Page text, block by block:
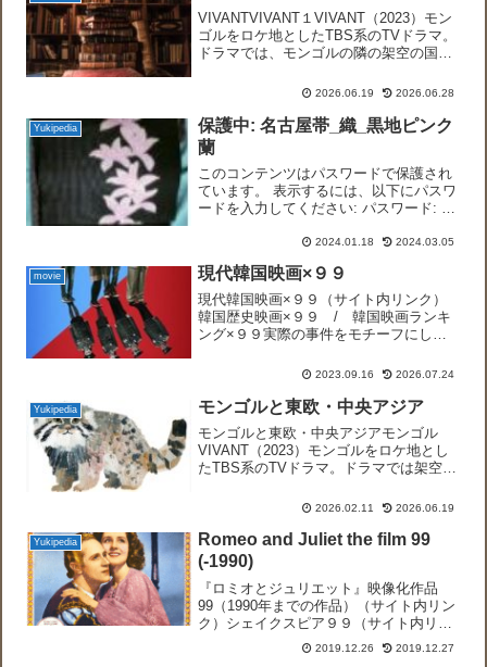
VIVANTVIVANT１VIVANT（2023）モン
ゴルをロケ地としたTBS系のTVドラマ。
ドラマでは、モンゴルの隣の架空の国で
います。➤スポンサーだと思われる様々
す...
2026.06.19 2026.06.28
Yukipedia
保護中: 名古屋帯_織_黒地ピンク
蘭
このコンテンツはパスワードで保護され
ています。 表示するには、以下にパスワ
ードを入力してください: パスワード: 数
2024.01.18 2024.03.05
movie 現代韓国映画×９９
現代韓国映画×９９（サイト内リンク）
韓国歴史映画×９９ / 韓国映画ランキ
ング×９９実際の事件をモチーフにした
に、ローンスターというアメリカの投資
銀行（KE...
2023.09.16 2026.07.24
Yukipedia モンゴルと東欧・中央アジア
モンゴルと東欧・中央アジアモンゴル
VIVANT（2023）モンゴルをロケ地とし
たTBS系のTVドラマ。ドラマでは架空の
を模しています。堺雅人 1億ドルの誤送
員、乃木役。現...
2026.02.11 2026.06.19
Yukipedia
Romeo and Juliet the film 99
(-1990)
『ロミオとジュリエット』映像化作品
99（1990年までの作品）（サイト内リン
ク）シェイクスピア９９（サイト内リン
ク）ロミオとジュリエット９９（サイト
内リンク）『ロミオとジュリエット』映
2019.12.26 2019.12.27